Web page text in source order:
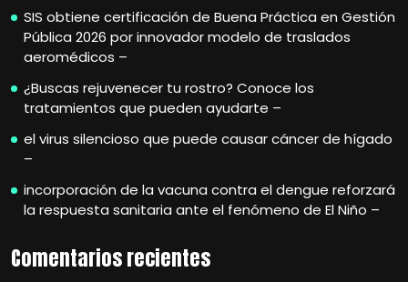
SIS obtiene certificación de Buena Práctica en Gestión
Pública 2026 por innovador modelo de traslados
aeromédicos –
¿Buscas rejuvenecer tu rostro? Conoce los
tratamientos que pueden ayudarte –
el virus silencioso que puede causar cáncer de hígado
–
incorporación de la vacuna contra el dengue reforzará
la respuesta sanitaria ante el fenómeno de El Niño –
Comentarios recientes